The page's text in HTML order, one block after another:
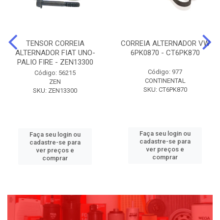
TENSOR CORREIA
ALTERNADOR FIAT UNO-
PALIO FIRE - ZEN13300
Código: 56215
ZEN
SKU: ZEN13300
Faça seu login ou
cadastre-se para
ver preços e
comprar
CORREIA ALTERNADOR VW
6PK0870 - CT6PK870
Código: 977
CONTINENTAL
SKU: CT6PK870
Faça seu login ou
cadastre-se para
ver preços e
comprar